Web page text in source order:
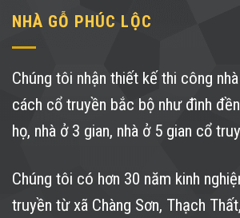
NHÀ GỖ PHÚC LỘC
Chúng tôi nhận thiết kế thi công
cách cổ truyền bắc bộ như đình
họ, nhà ở 3 gian, nhà ở 5 gian cổ
Chúng tôi có hơn 30 năm kinh
truyền từ xã Chàng Sơn, Thạch